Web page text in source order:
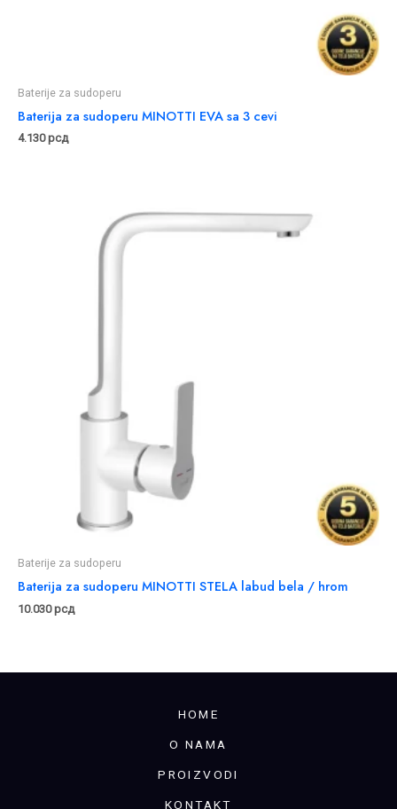
Baterije za sudoperu
Baterija za sudoperu MINOTTI EVA sa 3 cevi
4.130рсд
Baterije za sudoperu
Baterija za sudoperu MINOTTI STELA labud bela / hrom
10.030рсд
HOME
O NAMA
PROIZVODI
KONTAKT